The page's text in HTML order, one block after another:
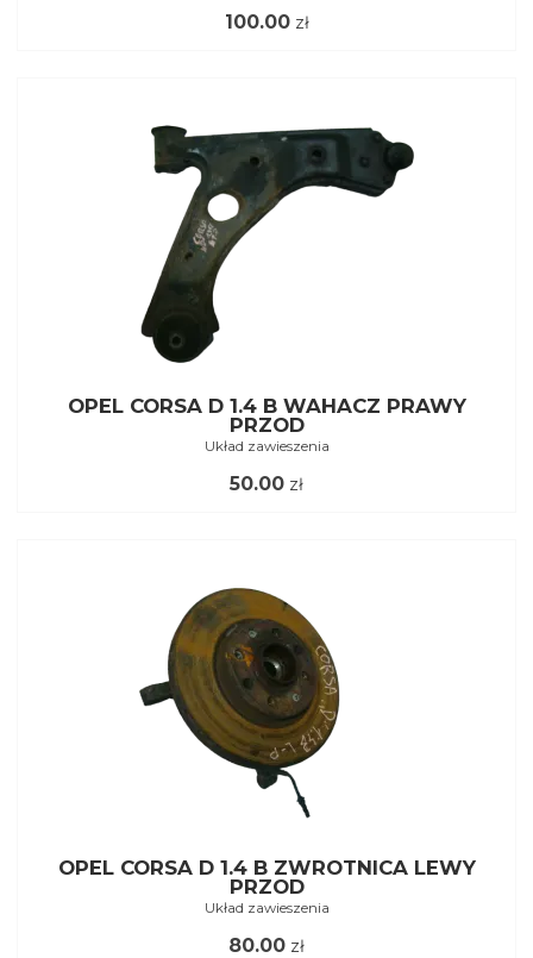
100.00zł
OPEL CORSA D 1.4 B WAHACZ PRAWY
PRZOD
Układ zawieszenia
50.00 zł
OPEL CORSA D 1.4 B ZWROTNICA LEWY
PRZOD
Układ zawieszenia
80.00 zł